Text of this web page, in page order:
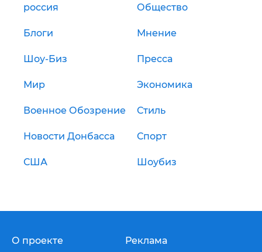
россия Общество
Блоги Мнение
Шоу-Биз Пресса
Мир Экономика
Военное Обозрение Стиль
Новости Донбасса Спорт
США Шоубиз
О проекте Реклама